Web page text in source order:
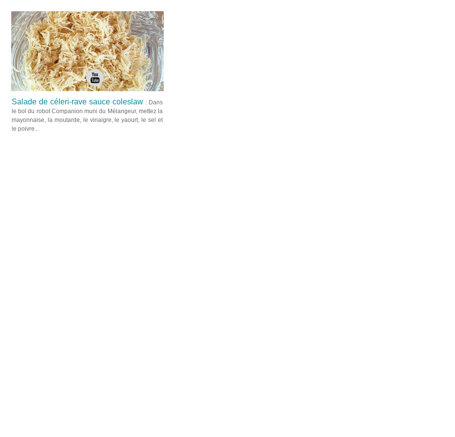
Salade de céleri-rave sauce coleslaw : Dans
le bol du robot Companion muni du Mélangeur, mettez la
mayonnaise, la moutarde, le vinaigre, le yaourt, le sel et
le poivre...